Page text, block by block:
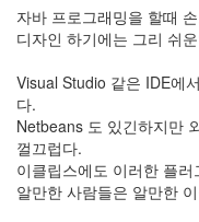
자바 프로그래밍을 할때
디자인 하기에는 그리 쉬
Visual Studio 같은 IDE에
다.
Netbeans 도 있긴하지만
껄끄럽다.
이클립스에도 이러한 플
알만한 사람들은 알만한
Java
자
테
온
모
델